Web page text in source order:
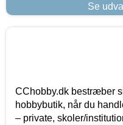
Se
CChobby.dk bestræber
hobbybutik, når du
– private, skoler/